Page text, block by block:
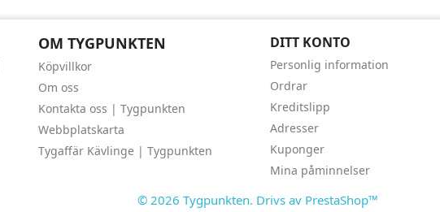
OM TYGPUNKTEN
Köpvillkor
Om oss
Kontakta oss | Tygpunkten
Webbplatskarta
Tygaffär Kävlinge | Tygpunkten
DITT KONTO
Personlig information
Ordrar
Kreditslipp
Adresser
Kuponger
Mina påminnelser
© 2026 Tygpunkten. Drivs av PrestaShop™